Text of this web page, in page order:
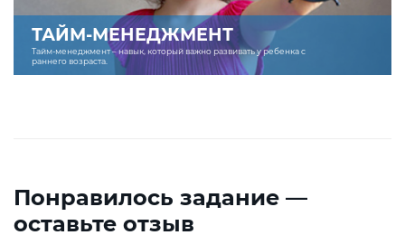
ТАЙМ-МЕНЕДЖМЕНТ
Тайм-менеджмент – навык, который важно развивать у ребенка с
раннего возраста.
Понравилось задание —
оставьте отзыв